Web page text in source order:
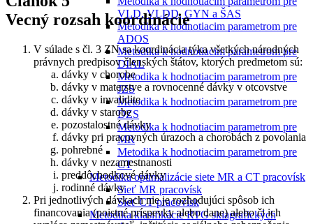
VLD, VLDD, GYN a ŠAS
Metodika k hodnotiacim parametrom pre
ADOS
Metodika k hodnotiacim parametrom pre
DIAL
Metodika k hodnotiacim parametrom pre
JZS
Metodika k hodnotiacim parametrom pre
DZS
Metodika k hodnotiacim parametrom pre
MR
Metodika k hodnotiacim parametrom pre
CT
Metodika optimalizácie siete MR a CT pracovísk
Sieť MR pracovísk
Sieť CT pracovísk
Metodika klasifikácie RTG skiagrafických
Vecný rozsah koordinácie
V súlade s čl. 3 ZN sa koordinácia týka všetkých národných
právnych predpisov členských štátov, ktorých predmetom sú:
dávky v chorobe
dávky v materstve a rovnocenné dávky v otcovstve
dávky v invalidite
dávky v starobe
pozostalostné dávky
dávky pri pracovných úrazoch a chorobách z povolania
pohrebné
dávky v nezamestnanosti
preddôchodkové dávky
rodinné dávky
Pri jednotlivých dávkach nie je rozhodujúci spôsob ich
financovania (poistné príspevky alebo dane) alebo či ich